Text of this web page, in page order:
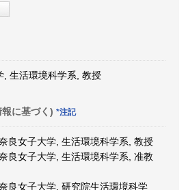
, 生活環境科学系, 教授
に基づく) *注記
良女子大学, 生活環境科学系, 教授
良女子大学, 生活環境科学系, 准教
良女子大学, 研究院生活環境科学